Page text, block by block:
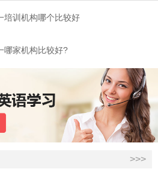
培训机构哪个比较好
哪家机构比较好?
>>>